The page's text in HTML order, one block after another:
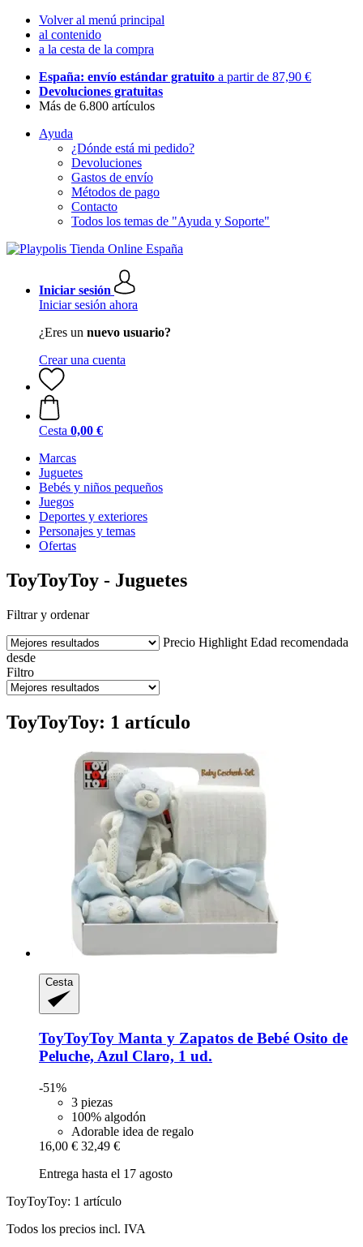
Volver al menú principal
al contenido
a la cesta de la compra
España: envío estándar gratuito a partir de 87,90 €
Devoluciones gratuitas
Más de 6.800 artículos
Ayuda
¿Dónde está mi pedido?
Devoluciones
Gastos de envío
Métodos de pago
Contacto
Todos los temas de "Ayuda y Soporte"
Iniciar sesión
Iniciar sesión ahora
¿Eres un nuevo usuario?
Crear una cuenta
Cesta 0,00 €
Marcas
Juguetes
Bebés y niños pequeños
Juegos
Deportes y exteriores
Personajes y temas
Ofertas
ToyToyToy - Juguetes
Filtrar y ordenar
Precio Highlight Edad recomendada
desde
Filtro
ToyToyToy: 1 artículo
Cesta
ToyToyToy Manta y Zapatos de Bebé Osito de
Peluche, Azul Claro, 1 ud.
-51%
3 piezas
100% algodón
Adorable idea de regalo
16,00 € 32,49 €
Entrega hasta el 17 agosto
ToyToyToy: 1 artículo
Todos los precios incl. IVA